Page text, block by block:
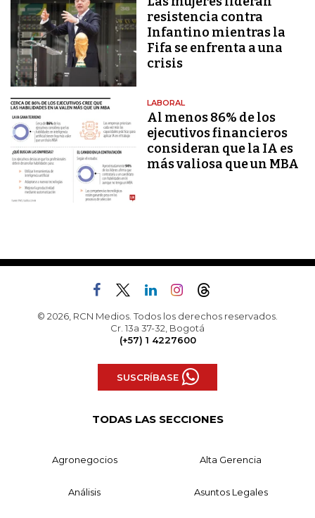
resistencia contra
Infantino mientras la
Fifa se enfrenta a una
crisis
LABORAL
Al menos 86% de los
ejecutivos financieros
consideran que la IA es
más valiosa que un MBA
© 2026, RCN Medios. Todos los derechos reservados.
Cr. 13a 37-32, Bogotá
(+57) 1 4227600
SUSCRÍBASE
TODAS LAS SECCIONES
Agronegocios Alta Gerencia
Análisis Asuntos Legales